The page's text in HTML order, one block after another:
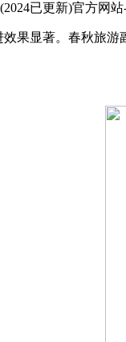
已更新)官方网站
。春秋旅游副总